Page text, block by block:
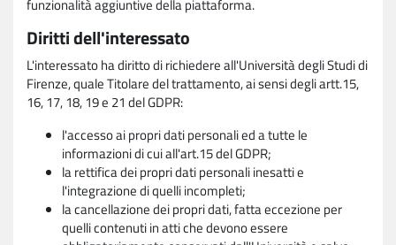
funzionalità aggiuntive della piattaforma.
Diritti dell'interessato
L'interessato ha diritto di richiedere all'Università degli Studi di
Firenze, quale Titolare del trattamento, ai sensi degli artt.15,
16, 17, 18, 19 e 21 del GDPR:
l'accesso ai propri dati personali ed a tutte le
informazioni di cui all'art.15 del GDPR;
la rettifica dei propri dati personali inesatti e
l'integrazione di quelli incompleti;
la cancellazione dei propri dati, fatta eccezione per
quelli contenuti in atti che devono essere